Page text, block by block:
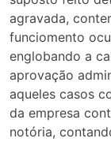
agravada,
funciomento
englobando a
aprovação
aqueles casos
da empresa
notória,